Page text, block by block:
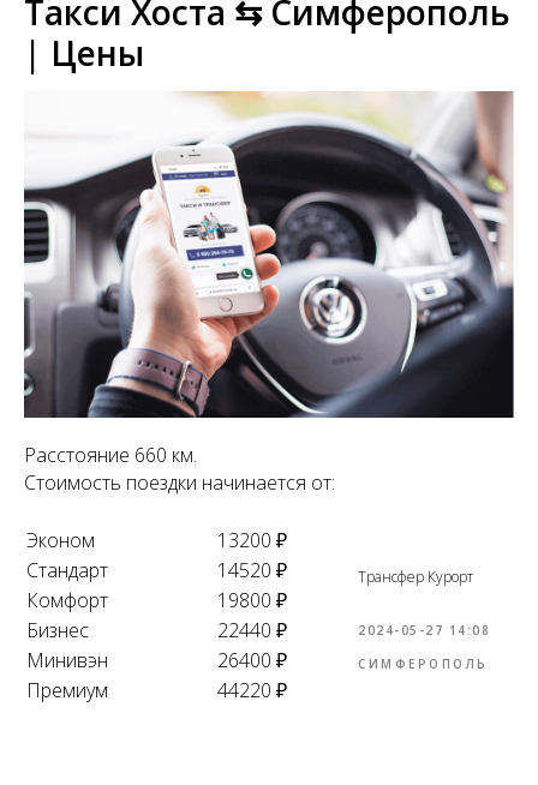
Такси Хоста ⇆ Симферополь
| Цены
Расстояние 660 км.
Стоимость поездки начинается от:
Эконом
13200 ₽
Стандарт
14520 ₽
Комфорт
19800 ₽
Бизнес
22440 ₽
Минивэн
26400 ₽
Премиум
44220 ₽
Трансфер Курорт
2024-05-27 14:08
СИМФЕРОПОЛЬ